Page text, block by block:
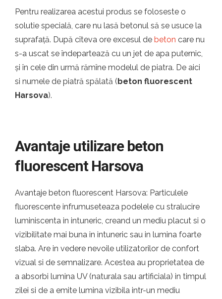
Pentru realizarea acestui produs se foloseste o
solutie specială, care nu lasă betonul să se usuce la
suprafață. După cîteva ore excesul de beton care nu
s-a uscat se îndepartează cu un jet de apa puternic,
și în cele din urmă rămîne modelul de piatra. De aici
si numele de piatră spălată (beton fluorescent
Harsova).
Avantaje utilizare beton
fluorescent Harsova
Avantaje beton fluorescent Harsova: Particulele
fluorescente infrumuseteaza podelele cu stralucire
luminiscenta in intuneric, creand un mediu placut si o
vizibilitate mai buna in intuneric sau in lumina foarte
slaba. Are in vedere nevoile utilizatorilor de confort
vizual si de semnalizare. Acestea au proprietatea de
a absorbi lumina UV (naturala sau artificiala) in timpul
zilei si de a emite lumina vizibila intr-un mediu